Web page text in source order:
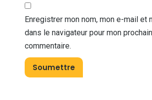
Enregistrer mon nom, mon e-mail et
dans le navigateur pour mon prochain
commentaire.